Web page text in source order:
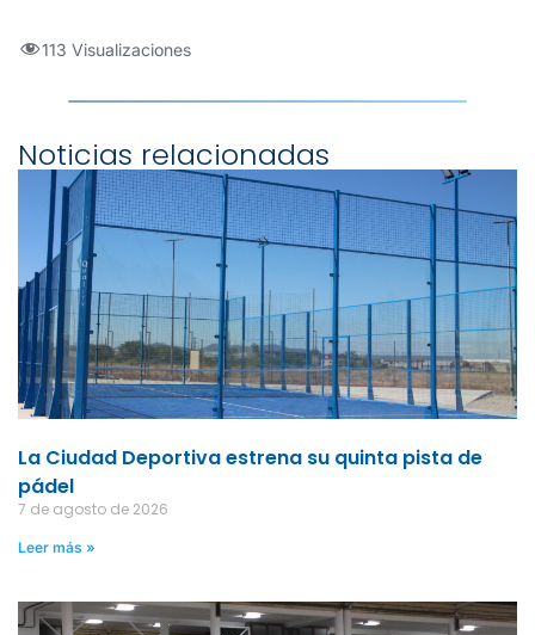
113 Visualizaciones
Noticias relacionadas
La Ciudad Deportiva estrena su quinta pista de
pádel
7 de agosto de 2026
Leer más »